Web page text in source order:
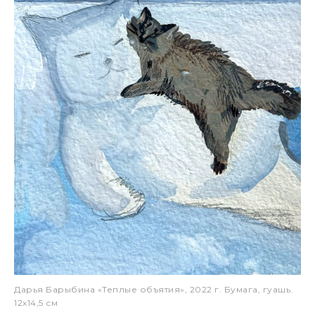
Дарья Барыбина «Теплые объятия», 2022 г. Бумага, гуашь.
12х14,5 см